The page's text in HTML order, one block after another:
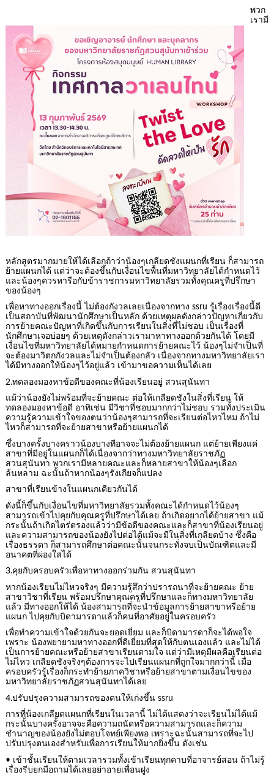
พวก
เรามี
หลักสูตรมากมายให้ได้เลือกถ้าว่าน้องๆเกลียดชังแผนกที่เรียน ก็สามารถ
ย้ายแผนกได้ แต่ว่าจะต้องขึ้นกับเงื่อนไขพื้นที่มหาวิทยาลัยได้กำหนดไว้
และน้องๆควรหารือกับข้าราชการมหาวิทยาลัยรวมทั้งคุณครูที่ปรึกษา
ของน้องๆ
เพื่อหาทางออกเรื่องนี้ ไม่ต้องกังวลเลยเนื่องจากทาง ssru รู้เรื่องเรื่องนี้ดี
เป็นสถาบันที่พัฒนานักศึกษาเป็นหลัก ด้วยเหตุผลดังกล่าวปัญหาเกี่ยวกับ
การย้ายคณะปัญหาที่เกิดขึ้นกับการเรียนในสิ่งที่ไม่ชอบ เป็นเรื่องที่
นักศึกษาเจอบ่อยๆ ด้วยเหตุดังกล่าวเรามาหาทางออกด้วยกันได้ โดยมี
เงื่อนไขที่มหาวิทยาลัยได้หมายกำหนดการย้ายคณะไว้ น้องๆไม่จำเป็นที่
จะต้องมาวิตกกังวลและไม่จำเป็นต้องกลัว เนื่องจากทางมหาวิทยาลัยเรา
ได้มีทางออกให้น้องๆไว้อยู่แล้ว เข้ามาขอความเห็นได้เลย
2.ทดลองมองหาข้อดีของคณะที่น้องเรียนอยู่ สวนสุนันทา
แม้ว่าน้องยังไม่พร้อมที่จะย้ายคณะ ต่อให้เกลียดชังในสิ่งที่เรียน ให้
ทดลองมองหาข้อดี อาทิเช่น มีวิชาที่ชอบมากกว่าไม่ชอบ รวมทั้งประเมิน
ความรู้ความเข้าใจของตนว่าน้องๆสามารถที่จะเรียนต่อไหวไหม ถ้าไม่
ไหวก็สามารถที่จะย้ายสาขาหรือย้ายแผนกได้
ซึ่งบางครั้งบางคราวน้องบางทีอาจจะไม่ต้องย้ายแผนก แต่ย้ายเพียงแค่
สาขาที่มีอยู่ในแผนกก็ได้เนื่องจากว่าทางมหาวิทยาลัยราชภัฏ
สวนสุนันทา พวกเรามีหลายคณะและก็หลายสาขาให้น้องๆเลือก
ล้นหลาม ฉะนั้นถ้าหากน้องๆรังเกียจก็แปลง
สาขาที่เรียนข้างในแผนกเดียวกันได้
ดังนี้ก็ขึ้นกับเงื่อนไขที่มหาวิทยาลัยรวมทั้งคณะได้กำหนดไว้น้องๆ
สามารถเข้าไปคุยกับคุณครูที่ปรึกษาได้เลย ถ้าเกิดอยากได้ย้ายสาขา แม้
กระนั้นถ้าเกิดไตร่ตรองแล้วว่ามีข้อดีของคณะและก็สาขาที่น้องเรียนอยู่
และความสามารถของน้องยังไปต่อได้แม้จะมีในสิ่งที่เกลียดบ้าง ซึ่งคือ
เรื่องธรรดา ก็สามารถศึกษาต่อคณะนั้นจนกระทั่งจบเป็นบัณฑิตและมี
อนาคตที่ผ่องใสได้
3.คุยกับครอบครัวเพื่อหาทางออกร่วมกัน สวนสุนันทา
หากน้องเรียนไม่ไหวจริงๆ มีความรู้สึกว่าปรารถนาที่จะย้ายคณะ ย้าย
สาขาวิชาที่เรียน พร้อมปรึกษาคุณครูที่ปรึกษาและก็ทางมหาวิทยาลัย
แล้ว มีทางออกให้ได้ น้องสามารถที่จะนำข้อมูลการย้ายสาขาหรือย้าย
แผนก ไปคุยกับบิดามารดาแล้วก็คนที่อาศัยอยู่ในครอบครัว
เพื่อทำความเข้าใจด้วยกันจะยอดเยี่ยม และก็บิดามารดาก็จะได้พอใจ
เพราะ น้องพยายามหาทางออกที่ดีเยี่ยมที่สุดให้กับตนเองแล้ว และไม่ได้
เป็นการย้ายคณะหรือย้ายสาขาเรียนตามใจ แต่ว่ามีเหตุมีผลคือเรียนต่อ
ไม่ไหว เกลียดชังจริงๆต้องการจะไปเรียนแผนกที่ถูกใจมากกว่านี้ เมื่อ
ครอบครัวรู้เรื่องก็กระทำย้ายภาควิชาหรือย้ายสาขาตามเงื่อนไขของ
มหาวิทยาลัยราชภัฏสวนสุนันทาได้เลย
4.ปรับปรุงความสามารถของตนให้เก่งขึ้น ssru
การที่น้องเกลียดแผนกที่เรียนในเวลานี้ ไม่ได้แสดงว่าจะเรียนไม่ได้แม้
กระนั้นบางครั้งอาจจะคือความถนัดหรือความสามารถและก็ความ
ชำนาญของน้องยังไม่ตอบโจทย์เพียงพอ เพราะฉะนั้นสามารถที่จะไป
ปรับปรุงตนเองสำหรับเพื่อการเรียนให้มากยิ่งขึ้น ดังเช่น
• เข้าชั้นเรียนให้ตามเวลารวมทั้งเข้าเรียนทุกคาบที่อาจารย์สอน ถ้าไม่รู้
เรื่องรีบยกมือถามได้เลยอย่าอายเพื่อนฝูง